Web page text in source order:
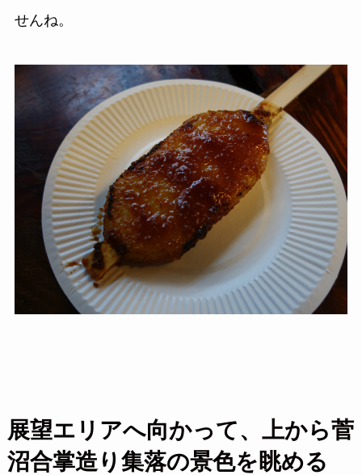
せんね。
展望エリアへ向かって、上から菅
沼合掌造り集落の景色を眺める